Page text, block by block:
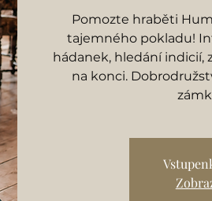
Pomozte hraběti
tajemného pokladu!
hádanek, hledání indicií,
na konci.